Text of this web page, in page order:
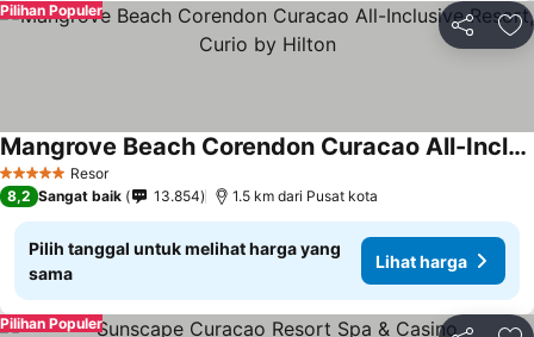
Bagikan
Pilihan Populer
5 Bintang Resor
Mangrove Beach Corendon Curacao All-Inclusive Resort, Curio by Hilton
8,2 Sangat baik 13.854 1.5 km dari Pusat kota
Pilih tanggal untuk melihat harga yang
sama
Lihat harga
Pilihan Populer